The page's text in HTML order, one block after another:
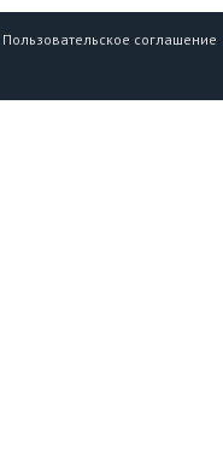
Пользовательское соглашение